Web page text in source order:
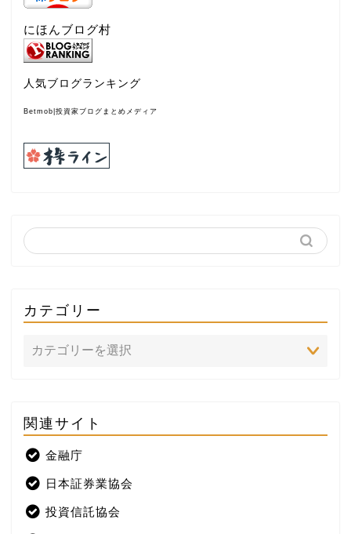
にほんブログ村
人気ブログランキング
Betmob|投資家ブログまとめメディア
カテゴリー
関連サイト
金融庁
日本証券業協会
投資信託協会